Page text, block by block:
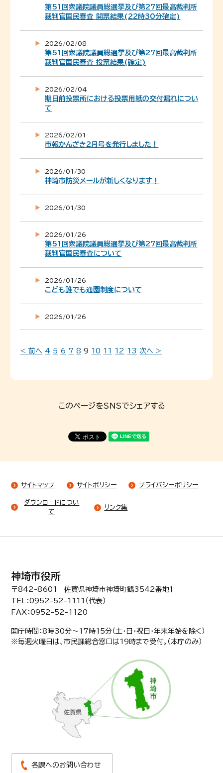
第51回衆議院議員総選挙及び第27回最高裁判所
裁判官国民審査 開票結果(22時30分確定)
2026/02/08
第51回衆議院議員総選挙及び第27回最高裁判所
裁判官国民審査 投票結果(確定)
2026/02/04
期日前投票所における投票用紙の交付漏れについ
て
2026/02/01
市報かんざき2月号を発行しました！
2026/01/30
神埼市防災メールが新しくなります！
2026/01/30
2026/01/26
第51回衆議院議員総選挙及び第27回最高裁判所
裁判官国民審査について
2026/01/26
こども誰でも通園制度について
2026/01/26
< 前へ 4 5 6 7 8 9 10 11 12 13 次へ >
このページをSNSでシェアする
サイトマップ サイトポリシー プライバシーポリシー
ダウンロードについ
て
リンク集
神埼市役所
〒842-8601 佐賀県神埼市神埼町鶴3542番地１
TEL：0952-52-1111（代表）
FAX：0952-52-1120
開庁時間：8時30分〜17時15分（土・日・祝日・年末年始を除く）
※毎週火曜日は、市民課総合窓口は19時まで受付。（本庁のみ）
各課へのお問い合わせ